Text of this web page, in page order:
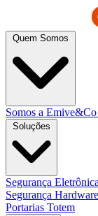
Quem Somos
Somos a Emive&Co
Soluções
Segurança Eletrônica
Segurança
Portarias Totem